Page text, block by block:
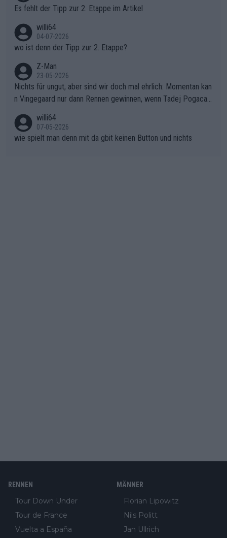
Rückstand im Gesamtklassement – ein Polster, das Niewiado
gibt. Diese Etappe wird sicher als der psychologische Wendep
unkt dieser Tour in die Geschichte eingehen. Wenn man bei so
einem harten Aufstieg einmal den Moment verpasst und der K
onkurrentin die "zweite Luft" schenkt, ist der Schaden am Ber
g kaum noch zu reparieren.Vor uns liegt nun das große Finale R
ichtung Nizza. Niewiadoma hat psychologisch Oberwasser, ab
er SD Worx und Vollering müssen jetzt All-In gehen. (gregman
n)
Es fehlt der Tipp zur 2. Etappe im Artikel
willi64
04-07-2026
wo ist denn der Tipp zur 2. Etappe?
Z-Man
23-05-2026
Nichts für ungut, aber sind wir doch mal ehrlich: Momentan kan
n Vingegaard nur dann Rennen gewinnen, wenn Tadej Pogacar
willi64
07-05-2026
wie spielt man denn mit da gbit keinen Button und nichts
RENNEN
Tour Down Under
Tour de France
Vuelta a España
MÄNNER
Florian Lipowitz
Nils Politt
Jan Ullrich